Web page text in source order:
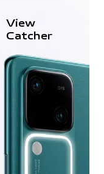
3D
Petal Pattern
View
Catcher